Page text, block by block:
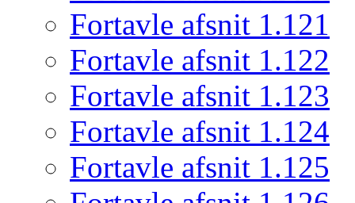
Fortavle afsnit 1.121
Fortavle afsnit 1.122
Fortavle afsnit 1.123
Fortavle afsnit 1.124
Fortavle afsnit 1.125